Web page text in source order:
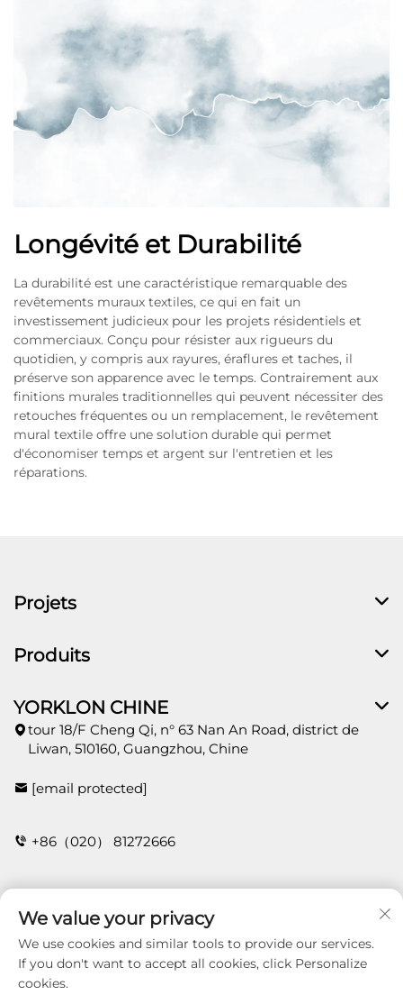
Longévité et Durabilité
La durabilité est une caractéristique remarquable des
revêtements muraux textiles, ce qui en fait un
investissement judicieux pour les projets résidentiels et
commerciaux. Conçu pour résister aux rigueurs du
quotidien, y compris aux rayures, éraflures et taches, il
préserve son apparence avec le temps. Contrairement aux
finitions murales traditionnelles qui peuvent nécessiter des
retouches fréquentes ou un remplacement, le revêtement
mural textile offre une solution durable qui permet
d'économiser temps et argent sur l'entretien et les
réparations.
Projets
Produits
YORKLON CHINE
tour 18/F Cheng Qi, n° 63 Nan An Road, district de
Liwan, 510160, Guangzhou, Chine
[email protected]
+86（020） 81272666
Contact
Copyright © 2025 Guangzhou Yorklon Wallcoverings
We value your privacy
We use cookies and similar tools to provide our services.
If you don't want to accept all cookies, click Personalize
cookies.